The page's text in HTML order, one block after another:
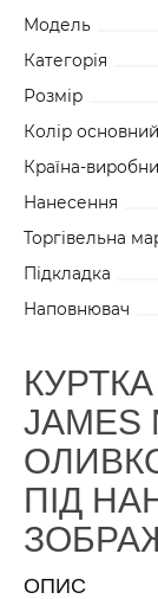
Модель
Категорія
Розмір
Колір основний
Країна-
Нанесення
Торгівельна
Підкладка
Наповнювач
JAMES
ПІД
ОПИС